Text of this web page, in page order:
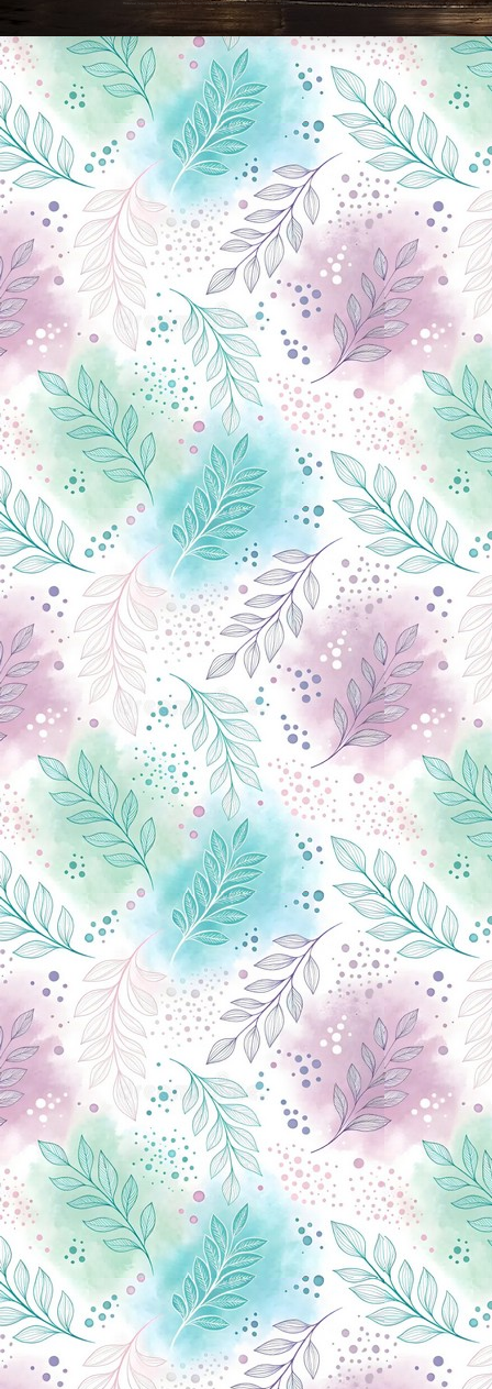
Новини Чернігова, Чернігівські новини, Чернігівський формат, новини Чернігова, події в Чернігові: політика, економіка, аналітика, культура, відеоновини, екологія, спортивний Чернігів, туризм, Чернігів